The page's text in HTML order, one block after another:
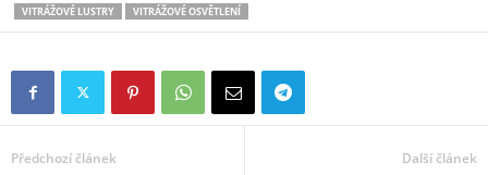
VITRÁŽOVÉ LUSTRY
VITRÁŽOVÉ OSVĚTLENÍ
Předchozí článek Další článek